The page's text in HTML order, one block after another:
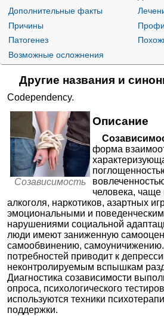
Дополнительные факты
Причины
Патогенез
Возможные осложнения
Другие названия и
Codependency.
Созависимость
Описание
форма
человека, чаще
алкоголя, наркотиков, азартных
эмоциональными и
нарушениями социальной
люди имеют заниженную
самообвинению,
потребностей приводит к
неконтролируемым вспышкам
Диагностика созависимости
опроса, психологического
используются техники
поддержки.